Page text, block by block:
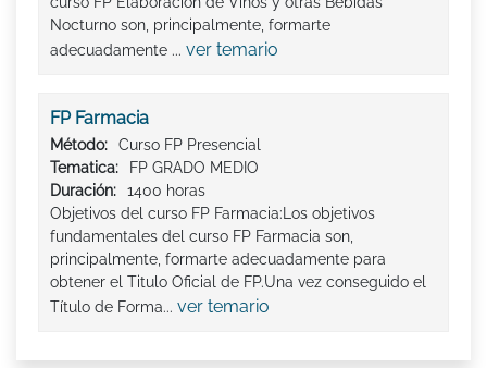
Nocturno son, principalmente, formarte
adecuadamente ... ver temario
FP Farmacia
Método:
Curso FP Presencial
Tematica:
FP GRADO MEDIO
Duración:
1400 horas
Objetivos del curso FP Farmacia:Los objetivos
fundamentales del curso FP Farmacia son,
principalmente, formarte adecuadamente para
obtener el Titulo Oficial de FP.Una vez conseguido el
Título de Forma... ver temario